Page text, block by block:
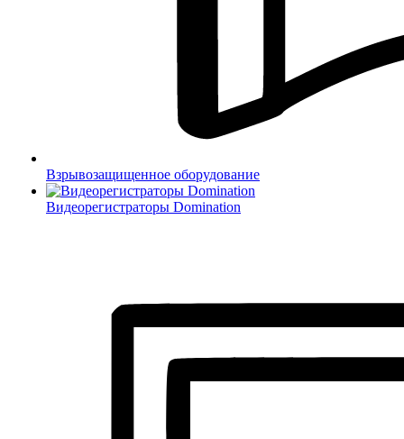
Взрывозащищенное оборудование
Видеорегистраторы Domination